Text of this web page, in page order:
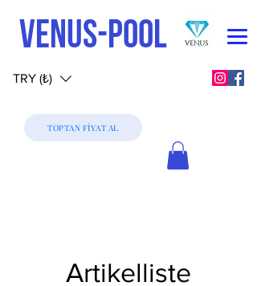
VENUS-POOL
TRY (₺)
TOPTAN FİYAT AL
Artikelliste